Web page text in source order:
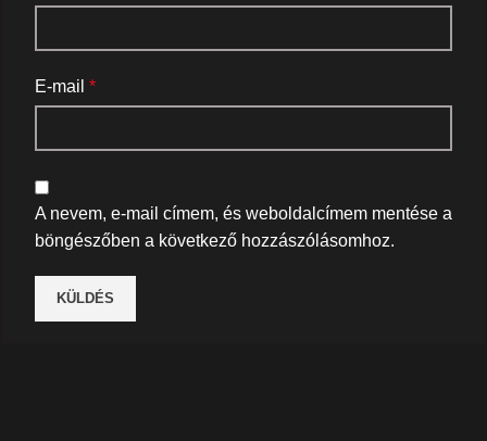
E-mail *
A nevem, e-mail címem, és weboldalcímem mentése a
böngészőben a következő hozzászólásomhoz.